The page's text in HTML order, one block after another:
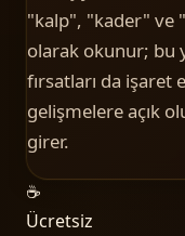
"kalp", "kader" ve
olarak okunur; bu
fırsatları da işaret
gelişmelere açık
girer.
☕
Ücretsiz